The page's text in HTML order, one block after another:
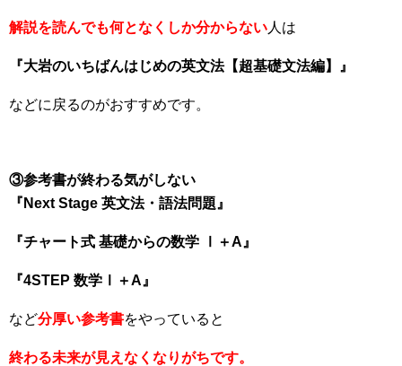
解説を読んでも何となくしか分からない人は
『大岩のいちばんはじめの英文法【超基礎文法編】』
などに戻るのがおすすめです。
③参考書が終わる気がしない
『Next Stage 英文法・語法問題』
『チャート式 基礎からの数学 Ⅰ＋A』
『4STEP 数学Ⅰ＋A』
など分厚い参考書をやっていると
終わる未来が見えなくなりがちです。